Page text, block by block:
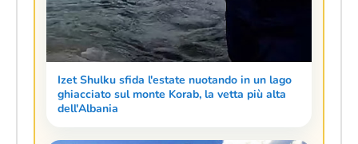
Izet Shulku sfida l'estate nuotando in un lago
ghiacciato sul monte Korab, la vetta più alta
dell'Albania